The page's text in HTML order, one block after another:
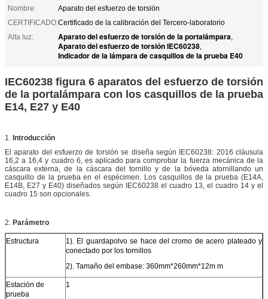
Nombre:
Aparato del esfuerzo de torsión
CERTIFICADO:Certificado de la calibración del Tercero-laboratorio
Alta luz:
Aparato del esfuerzo de torsión de la portalámpara,
Aparato del esfuerzo de torsión IEC60238,
Indicador de la lámpara de casquillos de la prueba E40
IEC60238 figura 6 aparatos del esfuerzo de torsión
de la portalámpara con los casquillos de la prueba
E14, E27 y E40
1. Introducción
El aparato del esfuerzo de torsión se diseña según IEC60238: 2016 cláusula
16,2 a 16,4 y cuadro 6, es aplicado para comprobar la fuerza mecánica de la
cáscara externa, de la cáscara del tornillo y de la bóveda atornillando un
casquillo de la prueba en el espécimen. Los casquillos de la prueba (E14A,
E14B, E27 y E40) diseñados según IEC60238 el cuadro 13, el cuadro 14 y el
cuadro 15 son opcionales.
2. Parámetro
Estructura
1). El guardapolvo se hace del cromo de acero plateado y
conectado por los tornillos
2). Tamaño del embase: 360mm*260mm*12m m
Estación de
prueba
1